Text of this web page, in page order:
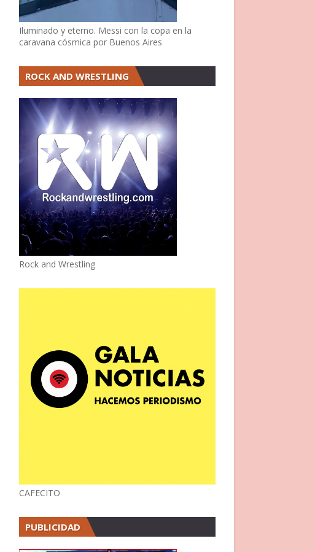
Iluminado y eterno. Messi con la copa en la
caravana cósmica por Buenos Aires
ROCK AND WRESTLING
Rock and Wrestling
CAFECITO
PUBLICIDAD